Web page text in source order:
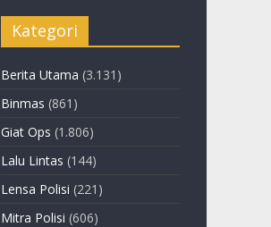
Kategori
Berita Utama (3.131)
Binmas (861)
Giat Ops (1.806)
Lalu Lintas (144)
Lensa Polisi (221)
Mitra Polisi (606)